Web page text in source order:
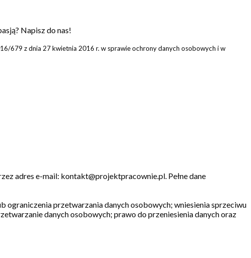
Napisz do nas!
679 z dnia 27 kwietnia 2016 r. w sprawie ochrony danych osobowych i w
adres e-mail: kontakt@projektpracownie.pl. Pełne dane
ograniczenia przetwarzania danych osobowych; wniesienia sprzeciwu
danych osobowych; prawo do przeniesienia danych oraz